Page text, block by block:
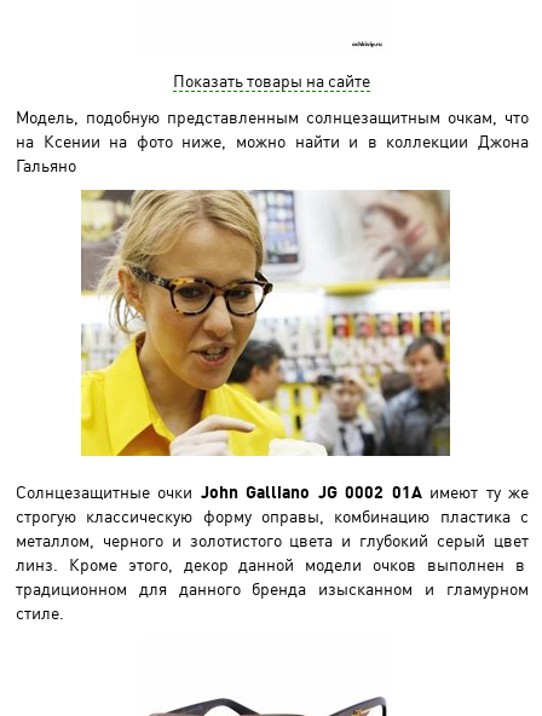
Показать товары на сайте
Модель, подобную представленным солнцезащитным очкам, что
на Ксении на фото ниже, можно найти и в коллекции Джона
Гальяно
Солнцезащитные очки John Galliano JG 0002 01Aимеют ту же
строгую классическую форму оправы, комбинацию пластика с
металлом, черного и золотистого цвета и глубокий серый цвет
линз. Кроме этого, декор данной модели очков выполнен в
традиционном для данного бренда изысканном и гламурном
стиле.